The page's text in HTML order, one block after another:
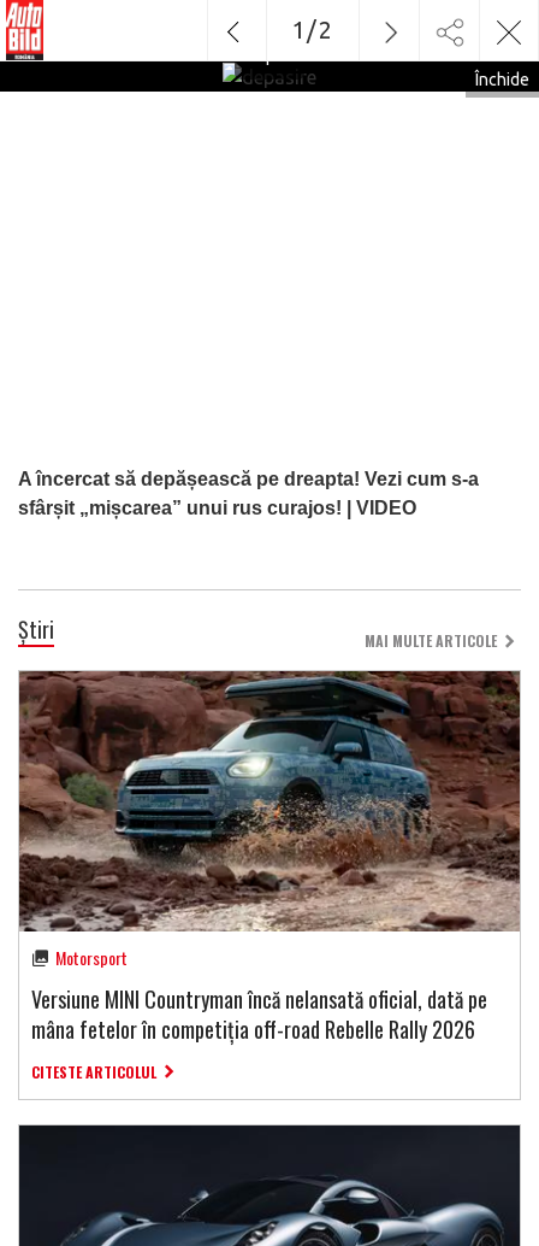
A încercat să depășească pe dreapta! Vezi cum s-a
sfârșit „mișcarea” unui rus curajos! | VIDEO
Închide
1 /2
Știri MAI MULTE ARTICOLE
Motorsport
Versiune MINI Countryman încă nelansată oficial, dată pe
mâna fetelor în competiția off-road Rebelle Rally 2026
CITESTE ARTICOLUL